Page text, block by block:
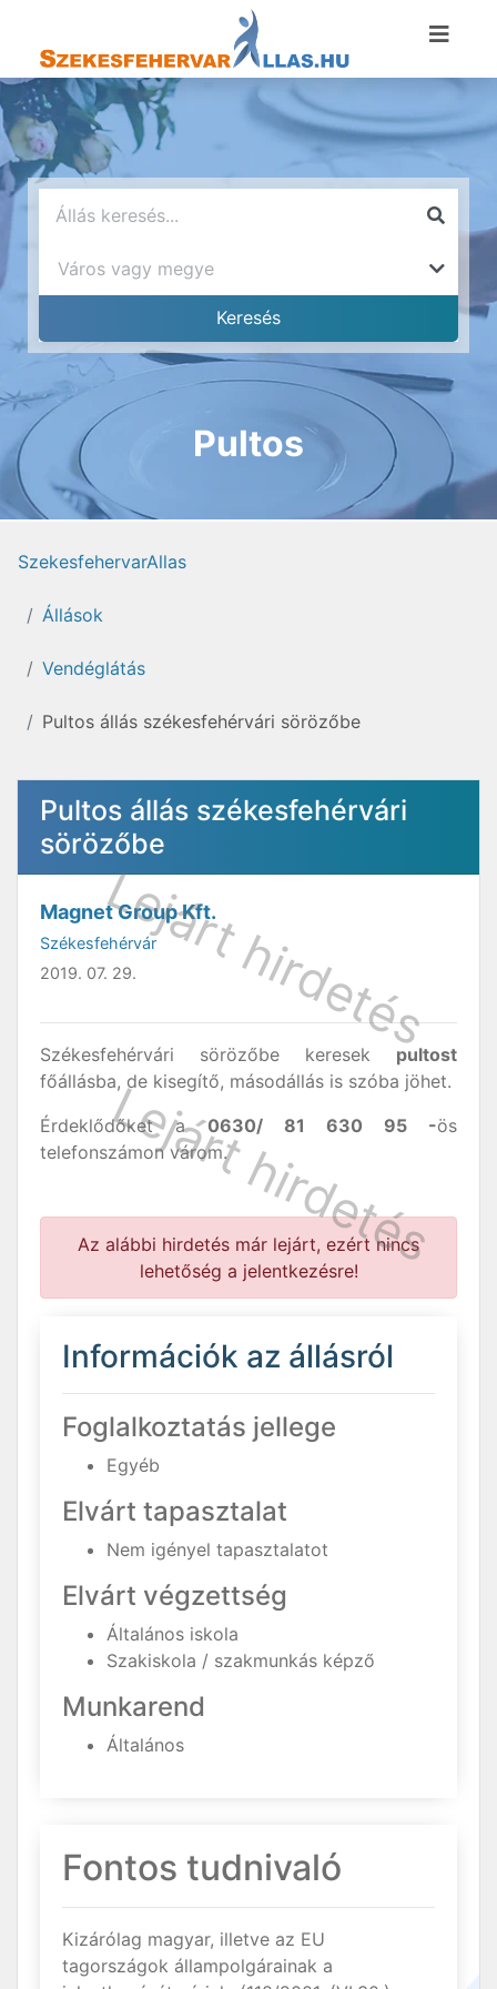
Pultos
SzekesfehervarAllas
Állások
Vendéglátás
Pultos állás székesfehérvári sörözőbe
Pultos állás székesfehérvári
sörözőbe
Magnet Group Kft.
Székesfehérvár
2019. 07. 29.
Székesfehérvári sörözőbe keresek pultost
főállásba, de kisegítő, másodállás is szóba jöhet.
Érdeklődőket a0630/ 81 630 95 -ös
telefonszámon várom.
Az alábbi hirdetés már lejárt, ezért nincs
lehetőség a jelentkezésre!
Információk az állásról
Foglalkoztatás jellege
Egyéb
Elvárt tapasztalat
Nem igényel tapasztalatot
Elvárt végzettség
Általános iskola
Szakiskola / szakmunkás képző
Munkarend
Általános
Fontos tudnivaló
Kizárólag magyar, illetve az EU
tagországok állampolgárainak a